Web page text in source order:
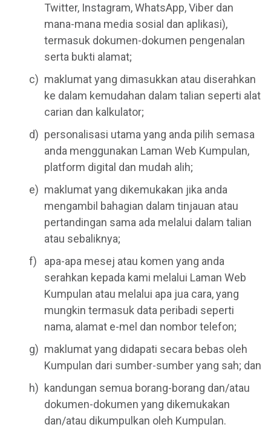
Twitter, Instagram, WhatsApp, Viber dan
mana-mana media sosial dan aplikasi),
termasuk dokumen-dokumen pengenalan
serta bukti alamat;
maklumat yang dimasukkan atau diserahkan
ke dalam kemudahan dalam talian seperti alat
carian dan kalkulator;
personalisasi utama yang anda pilih semasa
anda menggunakan Laman Web Kumpulan,
platform digital dan mudah alih;
maklumat yang dikemukakan jika anda
mengambil bahagian dalam tinjauan atau
pertandingan sama ada melalui dalam talian
atau sebaliknya;
apa-apa mesej atau komen yang anda
serahkan kepada kami melalui Laman Web
Kumpulan atau melalui apa jua cara, yang
mungkin termasuk data peribadi seperti
nama, alamat e-mel dan nombor telefon;
maklumat yang didapati secara bebas oleh
Kumpulan dari sumber-sumber yang sah; dan
kandungan semua borang-borang dan/atau
dokumen-dokumen yang dikemukakan
dan/atau dikumpulkan oleh Kumpulan.